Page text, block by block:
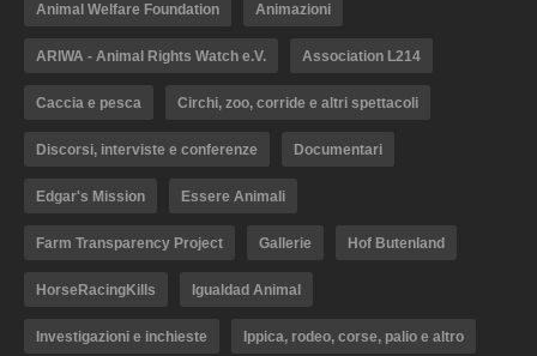
Animal Welfare Foundation Animazioni
ARIWA - Animal Rights Watch e.V. Association L214
Caccia e pesca Circhi, zoo, corride e altri spettacoli
Discorsi, interviste e conferenze Documentari
Edgar's Mission Essere Animali
Farm Transparency Project Gallerie Hof Butenland
HorseRacingKills Igualdad Animal
Investigazioni e inchieste Ippica, rodeo, corse, palio e altro